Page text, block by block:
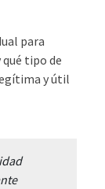
para
tipo de
y útil